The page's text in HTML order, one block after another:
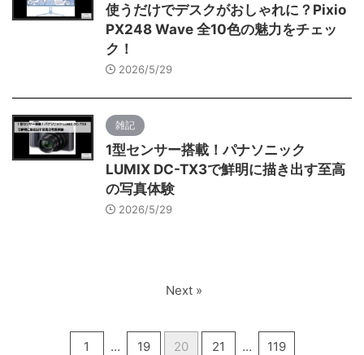
使うだけでデスクがおしゃれに？Pixio
PX248 Wave 全10色の魅力をチェッ
ク！
2026/5/29
雑記
1型センサー搭載！パナソニック
LUMIX DC-TX3で鮮明に描き出す至高
の写真体験
2026/5/29
1 … 19 20 21 … 119
Next »